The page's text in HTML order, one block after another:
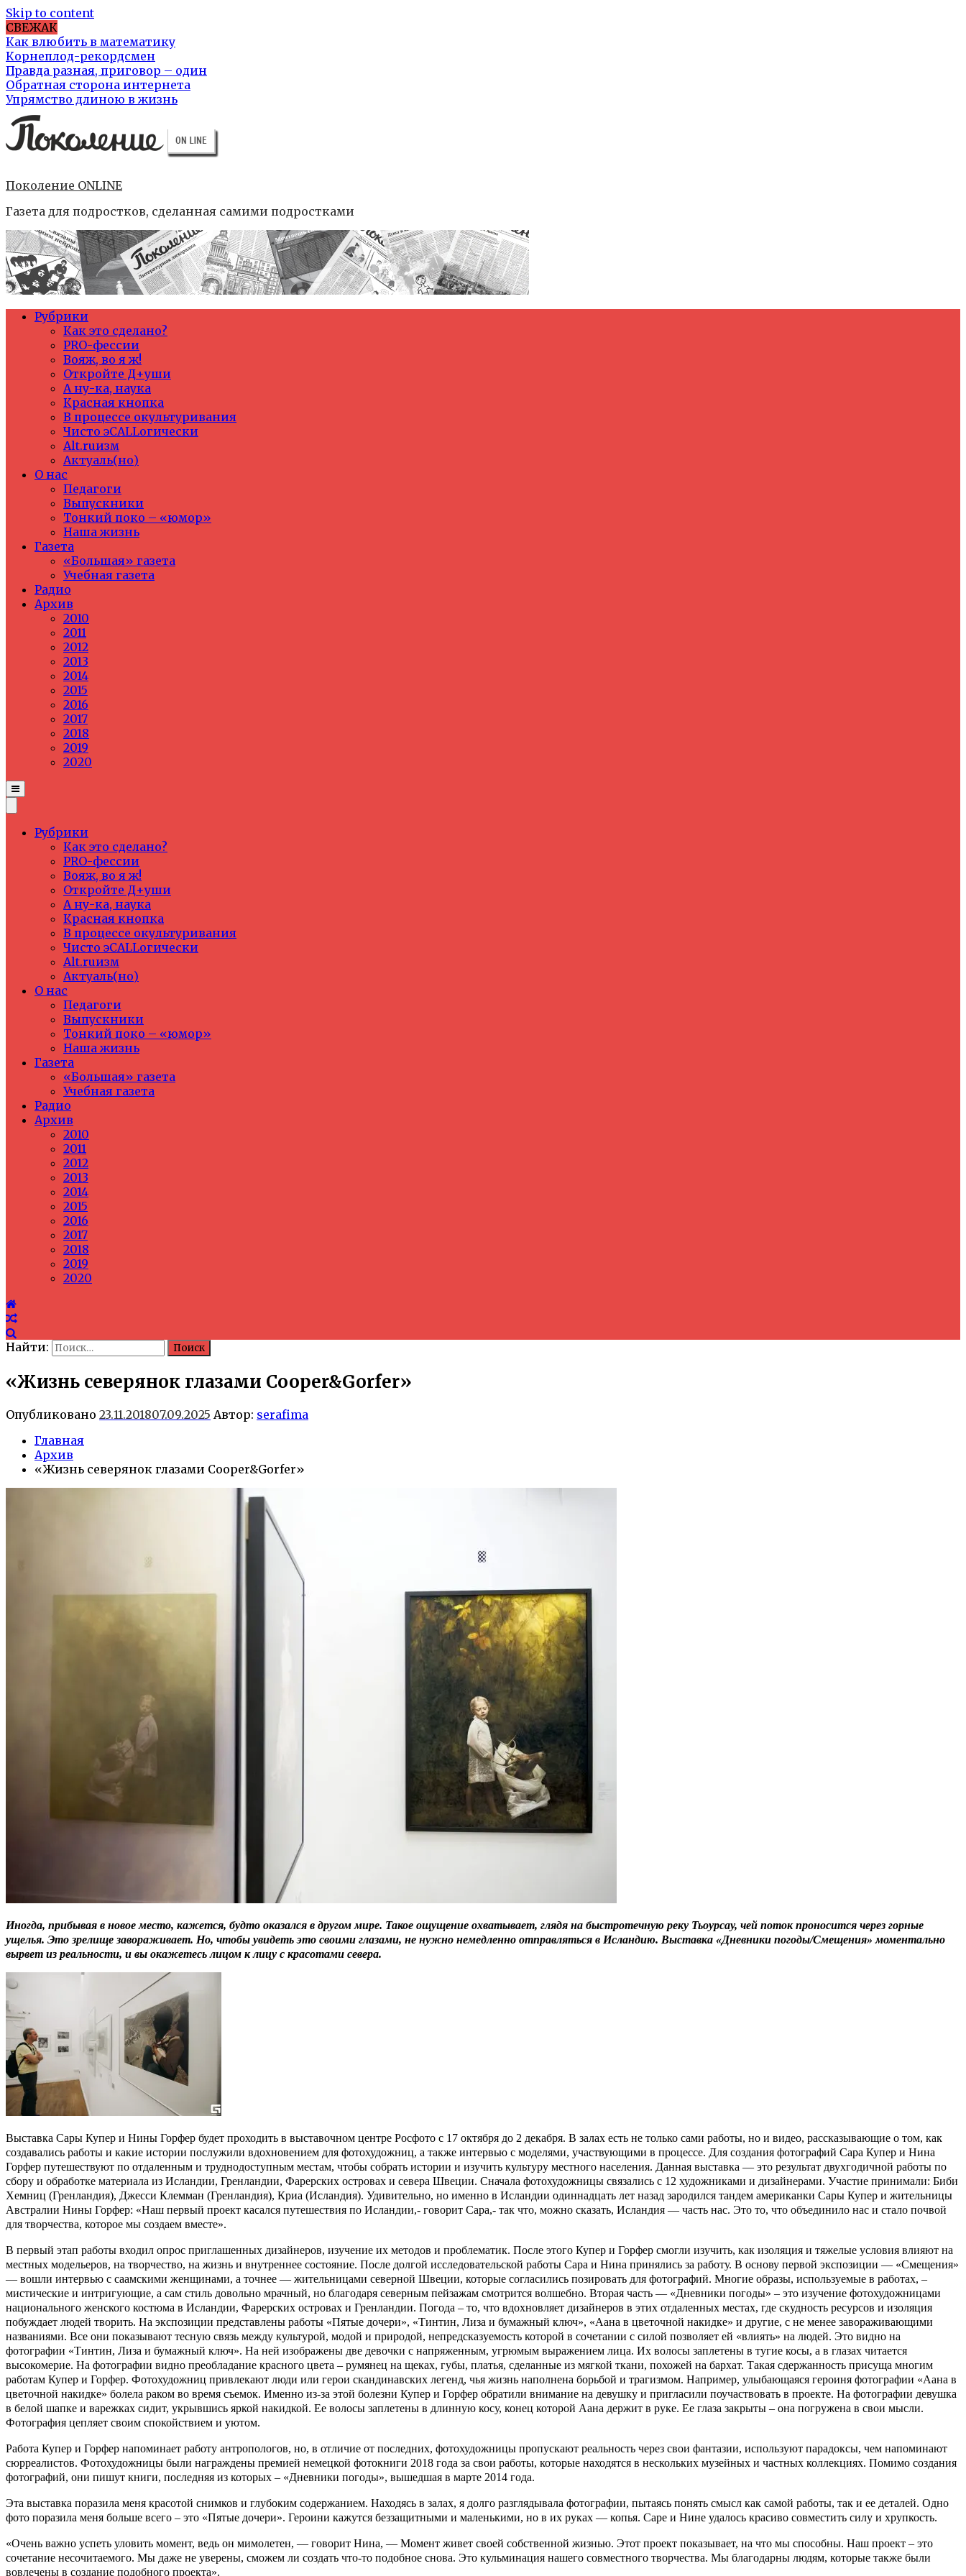
Skip to content
СВЕЖАК
Как влюбить в математику
Корнеплод-рекордсмен
Правда разная, приговор – один
Обратная сторона интернета
Упрямство длиною в жизнь
Поколение ONLINE
Газета для подростков, сделанная самими подростками
Рубрики
Как это сделано?
PRO-фессии
Вояж, во я ж!
Откройте Д+уши
А ну-ка, наука
Красная кнопка
В процессе окультуривания
Чисто эCALLогически
Alt.ruизм
Актуаль(но)
О нас
Педагоги
Выпускники
Тонкий поко – «юмор»
Наша жизнь
Газета
«Большая» газета
Учебная газета
Радио
Архив
2010
2011
2012
2013
2014
2015
2016
2017
2018
2019
2020
Рубрики
Как это сделано?
PRO-фессии
Вояж, во я ж!
Откройте Д+уши
А ну-ка, наука
Красная кнопка
В процессе окультуривания
Чисто эCALLогически
Alt.ruизм
Актуаль(но)
О нас
Педагоги
Выпускники
Тонкий поко – «юмор»
Наша жизнь
Газета
«Большая» газета
Учебная газета
Радио
Архив
2010
2011
2012
2013
2014
2015
2016
2017
2018
2019
2020
Найти:
«Жизнь северянок глазами Cooper&Gorfer»
Опубликовано 23.11.201807.09.2025 Автор: serafima
Главная
Архив
«Жизнь северянок глазами Cooper&Gorfer»
Иногда, прибывая в новое место, кажется, будто оказался в другом мире. Такое ощущение охватывает, глядя на быстротечную реку Тьоурсау, чей поток проносится через горные
ущелья. Это зрелище завораживает. Но, чтобы увидеть это своими глазами, не нужно немедленно отправляться в Исландию. Выставка «Дневники погоды/Смещения» моментально
вырвет из реальности, и вы окажетесь лицом к лицу с красотами севера.
Выставка Сары Купер и Нины Горфер будет проходить в выставочном центре Росфото с 17 октября до 2 декабря. В залах есть не только сами работы, но и видео, рассказывающие о том, как
создавались работы и какие истории послужили вдохновением для фотохудожниц, а также интервью с моделями, участвующими в процессе. Для создания фотографий Сара Купер и Нина
Горфер путешествуют по отдаленным и труднодоступным местам, чтобы собрать истории и изучить культуру местного населения. Данная выставка — это результат двухгодичной работы по
сбору и обработке материала из Исландии, Гренландии, Фарерских островах и севера Швеции. Сначала фотохудожницы связались с 12 художниками и дизайнерами. Участие принимали: Биби
Хемниц (Гренландия), Джесси Клемман (Гренландия), Криа (Исландия). Удивительно, но именно в Исландии одиннадцать лет назад зародился тандем американки Сары Купер и жительницы
Австралии Нины Горфер: «Наш первый проект касался путешествия по Исландии,- говорит Сара,- так что, можно сказать, Исландия — часть нас. Это то, что объединило нас и стало почвой
для творчества, которое мы создаем вместе».
В первый этап работы входил опрос приглашенных дизайнеров, изучение их методов и проблематик. После этого Купер и Горфер смогли изучить, как изоляция и тяжелые условия влияют на
местных модельеров, на творчество, на жизнь и внутреннее состояние. После долгой исследовательской работы Сара и Нина принялись за работу. В основу первой экспозиции — «Смещения»
— вошли интервью с саамскими женщинами, а точнее — жительницами северной Швеции, которые согласились позировать для фотографий. Многие образы, используемые в работах, –
мистические и интригующие, а сам стиль довольно мрачный, но благодаря северным пейзажам смотрится волшебно. Вторая часть — «Дневники погоды» – это изучение фотохудожницами
национального женского костюма в Исландии, Фарерских островах и Гренландии. Погода – то, что вдохновляет дизайнеров в этих отдаленных местах, где скудность ресурсов и изоляция
побуждает людей творить. На экспозиции представлены работы «Пятые дочери», «Тинтин, Лиза и бумажный ключ», «Аана в цветочной накидке» и другие, с не менее завораживающими
названиями. Все они показывают тесную связь между культурой, модой и природой, непредсказуемость которой в сочетании с силой позволяет ей «влиять» на людей. Это видно на
фотографии «Тинтин, Лиза и бумажный ключ». На ней изображены две девочки с напряженным, угрюмым выражением лица. Их волосы заплетены в тугие косы, а в глазах читается
высокомерие. На фотографии видно преобладание красного цвета – румянец на щеках, губы, платья, сделанные из мягкой ткани, похожей на бархат. Такая сдержанность присуща многим
работам Купер и Горфер. Фотохудожниц привлекают люди или герои скандинавских легенд, чья жизнь наполнена борьбой и трагизмом. Например, улыбающаяся героиня фотографии «Аана в
цветочной накидке» болела раком во время съемок. Именно из-за этой болезни Купер и Горфер обратили внимание на девушку и пригласили поучаствовать в проекте. На фотографии девушка
в белой шапке и варежках сидит, укрывшись яркой накидкой. Ее волосы заплетены в длинную косу, конец которой Аана держит в руке. Ее глаза закрыты – она погружена в свои мысли.
Фотография цепляет своим спокойствием и уютом.
Работа Купер и Горфер напоминает работу антропологов, но, в отличие от последних, фотохудожницы пропускают реальность через свои фантазии, используют парадоксы, чем напоминают
сюрреалистов. Фотохудожницы были награждены премией немецкой фотокниги 2018 года за свои работы, которые находятся в нескольких музейных и частных коллекциях. Помимо создания
фотографий, они пишут книги, последняя из которых – «Дневники погоды», вышедшая в марте 2014 года.
Эта выставка поразила меня красотой снимков и глубоким содержанием. Находясь в залах, я долго разглядывала фотографии, пытаясь понять смысл как самой работы, так и ее деталей. Одно
фото поразила меня больше всего – это «Пятые дочери». Героини кажутся беззащитными и маленькими, но в их руках — копья. Саре и Нине удалось красиво совместить силу и хрупкость.
«Очень важно успеть уловить момент, ведь он мимолетен, — говорит Нина, — Момент живет своей собственной жизнью. Этот проект показывает, на что мы способны. Наш проект – это
сочетание несочитаемого. Мы даже не уверены, сможем ли создать что-то подобное снова. Это кульминация нашего совместного творчества. Мы благодарны людям, которые также были
вовлечены в создание подобного проекта».